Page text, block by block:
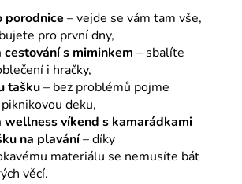
porodnice – vejde se vám tam vše,
pro první dny,
cestování s miminkem – sbalíte
i hračky,
tašku– bez problémů pojme
deku,
wellness víkend s kamarádkami
na plavání– díky
materiálu se nemusíte bát
věcí.